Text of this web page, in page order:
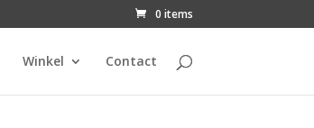
0 items
Winkel Contact